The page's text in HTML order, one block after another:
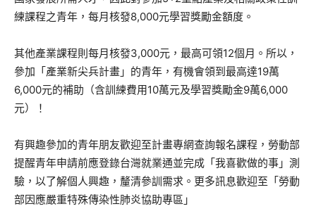
練課程之青年，每月核發8,000元學習獎勵金額度。
其他產業課程則每月核發3,000元，最高可領12個月。所以，
參加「產業新尖兵計畫」的青年，有機會領到最高達19萬
6,000元的補助（含訓練費用10萬元及學習獎勵金9萬6,000
元）！
有興趣參加的青年朋友歡迎至計畫專網查詢報名課程，勞動部
提醒青年申請前應登錄台灣就業通並完成「我喜歡做的事」測
驗，以了解個人興趣，釐清參訓需求。更多訊息歡迎至「勞動
部因應嚴重特殊傳染性肺炎協助專區」